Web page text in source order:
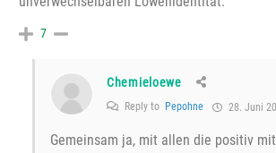
7
Chemieloewe
Reply to Pepohne 28. Juni
Gemeinsam ja, mit allen die positiv